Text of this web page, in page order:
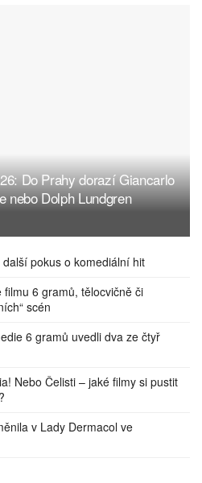
Do Prahy dorazí Giancarlo
nebo Dolph Lundgren
pokus o komediální hit
6 gramů, tělocvičně či
scén
6 gramů uvedli dva ze čtyř
Nebo Čelisti – jaké filmy si pustit
v Lady Dermacol ve